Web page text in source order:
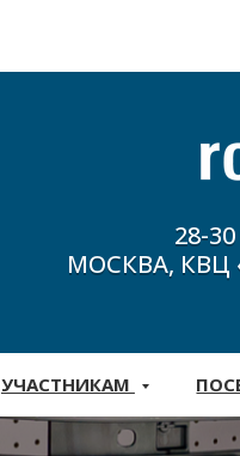
28-
МОСКВА, КВЦ
УЧАСТНИКАМ